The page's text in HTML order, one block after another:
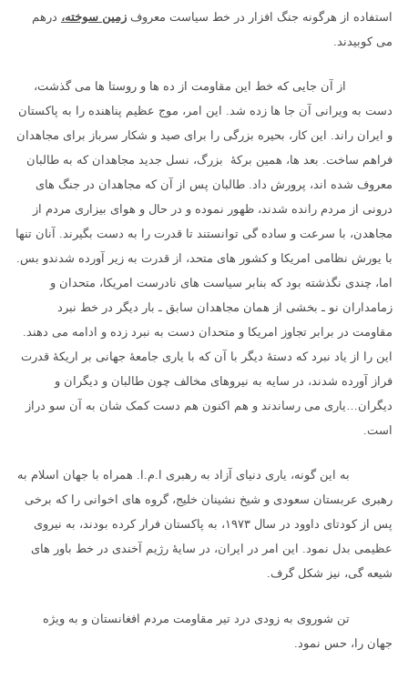
استفاده از هرگونه جنگ افزار در خط سیاست معروف زمین سوخته، درهم
می کوبیدند.
از آن جایی که خط این مقاومت از ده ها و روستا ها می گذشت،
دست به ویرانی آن جا ها زده شد. این امر، موج عظیم پناهنده را به پاکستان
و ایران راند. این کار، بحیره بزرگی را برای صید و شکار سرباز برای مجاهدان
فراهم ساخت. بعد ها، همین برکهٔ بزرگ، نسل جدید مجاهدان که به طالبان
معروف شده اند، پرورش داد. طالبان پس از آن که مجاهدان در جنگ های
درونی از مردم رانده شدند، ظهور نموده و در حال و هوای بیزاری مردم از
مجاهدن، با سرعت و ساده گی توانستند تا قدرت را به دست بگیرند. آنان تنها
با یورش نظامی امریکا و کشور های متحد، از قدرت به زیر آورده شدندو بس.
اما، چندی نگذشته بود که بنابر سیاست های نادرست امریکا، متحدان و
زمامداران نو ـ بخشی از همان مجاهدان سابق ـ بار دیگر در خط نبرد
مقاومت در برابر تجاوز امریکا و متحدان دست به نبرد زده و ادامه می دهند.
این را از یاد نبرد که دستهٔ دیگر با آن که با یاری جامعهٔ جهانی بر اریکهٔ قدرت
فراز آورده شدند، در سایه به نیروهای مخالف چون طالبان و دیگران و
دیگران…یاری می رساندند و هم اکنون هم دست کمک شان به آن سو دراز
است.
به این گونه، یاری دنیای آزاد به رهبری ا.م.ا. همراه با جهان اسلام به
رهبری عربستان سعودی و شیخ نشینان خلیج، گروه های اخوانی را که برخی
پس از کودتای داوود در سال ۱۹۷۳ ، به پاکستان فرار کرده بودند، به نیروی
عظیمی بدل نمود. این امر در ایران، در سایهٔ رژیم آخندی در خط باور های
شیعه گی، نیز شکل گرف.
تن شوروی به زودی درد تیر مقاومت مردم افغانستان و به ویژه
جهان را، حس نمود.